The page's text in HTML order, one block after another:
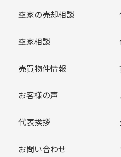
空家の売却相談
空家相談
売買物件情報
お客様の声
代表挨拶
お問い合わせ